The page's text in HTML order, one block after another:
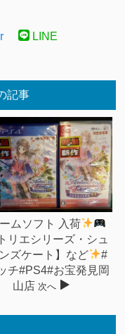
LINE
記事
ムソフト 入荷
リエシリーズ・シュ
ズケート】など
#
チ#PS4#お宝発見岡
山店 次へ